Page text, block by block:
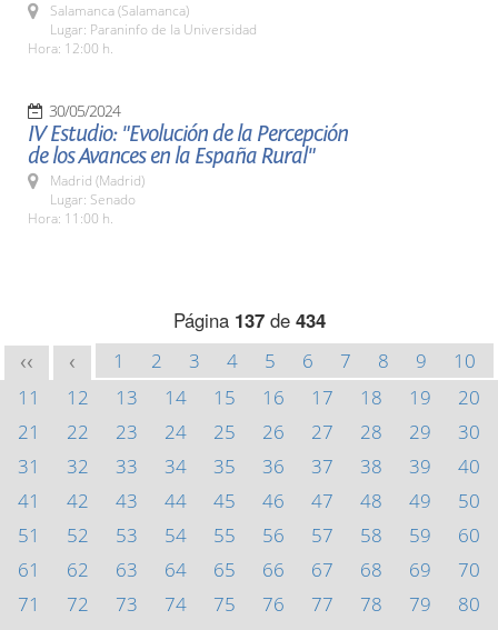
Salamanca (Salamanca)
Lugar: Paraninfo de la Universidad
Hora: 12:00 h.
30/05/2024
IV Estudio: "Evolución de la Percepción
de los Avances en la España Rural"
Madrid (Madrid)
Lugar: Senado
Hora: 11:00 h.
Página 137de 434
<< < 1 2 3 4 5 6 7 8 9
10
11
12 13 14 15 16 17 18 19
20
21
22 23 24 25 26 27 28 29
30
31
32 33 34 35 36 37 38 39
40
41
42 43 44 45 46 47 48 49
50
51
52 53 54 55 56 57 58 59
60
61
62 63 64 65 66 67 68 69
70
71
72 73 74 75 76 77 78 79
80